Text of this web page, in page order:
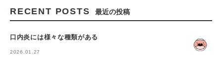
RECENT POSTS 最近の投稿
口内炎には様々な種類がある
2026.01.27